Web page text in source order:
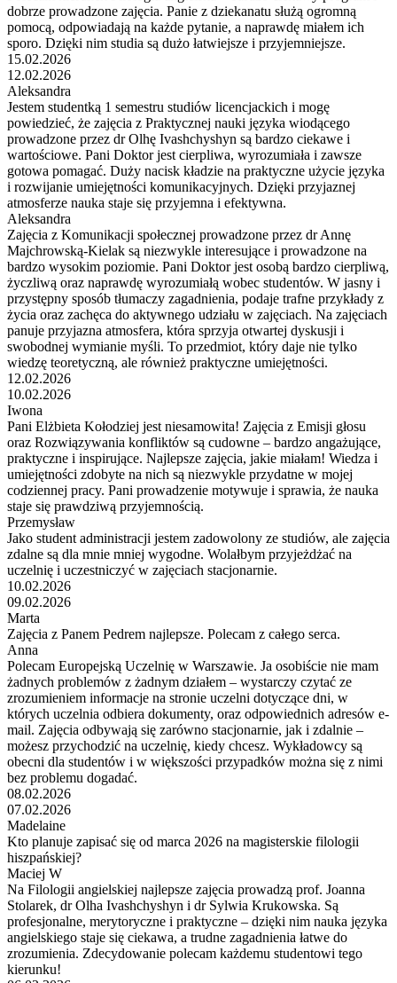
dobrze prowadzone zajęcia. Panie z dziekanatu służą ogromną
pomocą, odpowiadają na każde pytanie, a naprawdę miałem ich
sporo. Dzięki nim studia są dużo łatwiejsze i przyjemniejsze.
15.02.2026
12.02.2026
Aleksandra
Jestem studentką 1 semestru studiów licencjackich i mogę
powiedzieć, że zajęcia z Praktycznej nauki języka wiodącego
prowadzone przez dr Olhę Ivashchyshyn są bardzo ciekawe i
wartościowe. Pani Doktor jest cierpliwa, wyrozumiała i zawsze
gotowa pomagać. Duży nacisk kładzie na praktyczne użycie języka
i rozwijanie umiejętności komunikacyjnych. Dzięki przyjaznej
atmosferze nauka staje się przyjemna i efektywna.
Aleksandra
Zajęcia z Komunikacji społecznej prowadzone przez dr Annę
Majchrowską-Kielak są niezwykle interesujące i prowadzone na
bardzo wysokim poziomie. Pani Doktor jest osobą bardzo cierpliwą,
życzliwą oraz naprawdę wyrozumiałą wobec studentów. W jasny i
przystępny sposób tłumaczy zagadnienia, podaje trafne przykłady z
życia oraz zachęca do aktywnego udziału w zajęciach. Na zajęciach
panuje przyjazna atmosfera, która sprzyja otwartej dyskusji i
swobodnej wymianie myśli. To przedmiot, który daje nie tylko
wiedzę teoretyczną, ale również praktyczne umiejętności.
12.02.2026
10.02.2026
Iwona
Pani Elżbieta Kołodziej jest niesamowita! Zajęcia z Emisji głosu
oraz Rozwiązywania konfliktów są cudowne – bardzo angażujące,
praktyczne i inspirujące. Najlepsze zajęcia, jakie miałam! Wiedza i
umiejętności zdobyte na nich są niezwykle przydatne w mojej
codziennej pracy. Pani prowadzenie motywuje i sprawia, że nauka
staje się prawdziwą przyjemnością.
Przemysław
Jako student administracji jestem zadowolony ze studiów, ale zajęcia
zdalne są dla mnie mniej wygodne. Wolałbym przyjeżdżać na
uczelnię i uczestniczyć w zajęciach stacjonarnie.
10.02.2026
09.02.2026
Marta
Zajęcia z Panem Pedrem najlepsze. Polecam z całego serca.
Anna
Polecam Europejską Uczelnię w Warszawie. Ja osobiście nie mam
żadnych problemów z żadnym działem – wystarczy czytać ze
zrozumieniem informacje na stronie uczelni dotyczące dni, w
których uczelnia odbiera dokumenty, oraz odpowiednich adresów e-
mail. Zajęcia odbywają się zarówno stacjonarnie, jak i zdalnie –
możesz przychodzić na uczelnię, kiedy chcesz. Wykładowcy są
obecni dla studentów i w większości przypadków można się z nimi
bez problemu dogadać.
08.02.2026
07.02.2026
Madelaine
Kto planuje zapisać się od marca 2026 na magisterskie filologii
hiszpańskiej?
Maciej W
Na Filologii angielskiej najlepsze zajęcia prowadzą prof. Joanna
Stolarek, dr Olha Ivashchyshyn i dr Sylwia Krukowska. Są
profesjonalne, merytoryczne i praktyczne – dzięki nim nauka języka
angielskiego staje się ciekawa, a trudne zagadnienia łatwe do
zrozumienia. Zdecydowanie polecam każdemu studentowi tego
kierunku!